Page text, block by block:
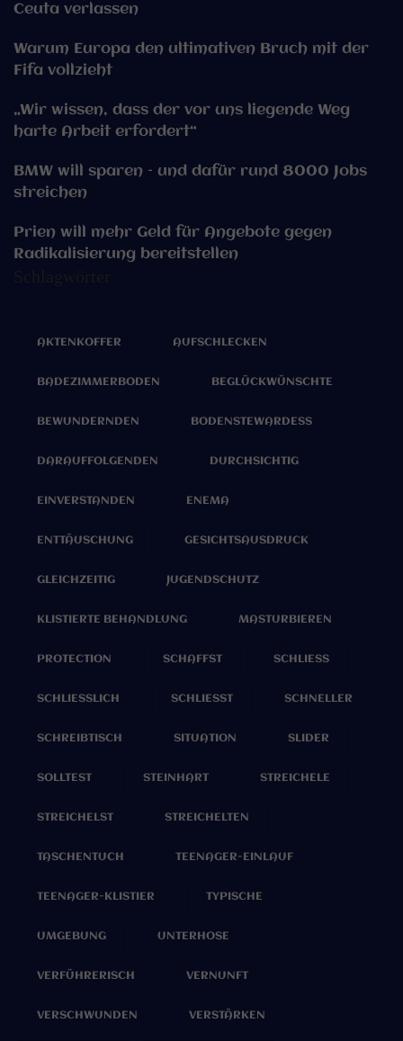
Ceuta verlassen
Warum Europa den ultimativen Bruch mit der
Fifa vollzieht
„Wir wissen, dass der vor uns liegende Weg
harte Arbeit erfordert“
BMW will sparen – und dafür rund 8000 Jobs
streichen
Prien will mehr Geld für Angebote gegen
Radikalisierung bereitstellen
AKTENKOFFER AUFSCHLECKEN
BADEZIMMERBODEN BEGLÜCKWÜNSCHTE
BEWUNDERNDEN BODENSTEWARDESS
DARAUFFOLGENDEN DURCHSICHTIG
EINVERSTANDEN ENEMA
ENTTÄUSCHUNG GESICHTSAUSDRUCK
GLEICHZEITIG JUGENDSCHUTZ
KLISTIERTE BEHANDLUNG MASTURBIEREN
PROTECTION SCHAFFST SCHLIESS
SCHLIESSLICH SCHLIESST SCHNELLER
SCHREIBTISCH SITUATION SLIDER
SOLLTEST STEINHART STREICHELE
STREICHELST STREICHELTEN
TASCHENTUCH TEENAGER-EINLAUF
TEENAGER-KLISTIER TYPISCHE
UMGEBUNG UNTERHOSE
VERFÜHRERISCH VERNUNFT
VERSCHWUNDEN VERSTÄRKEN